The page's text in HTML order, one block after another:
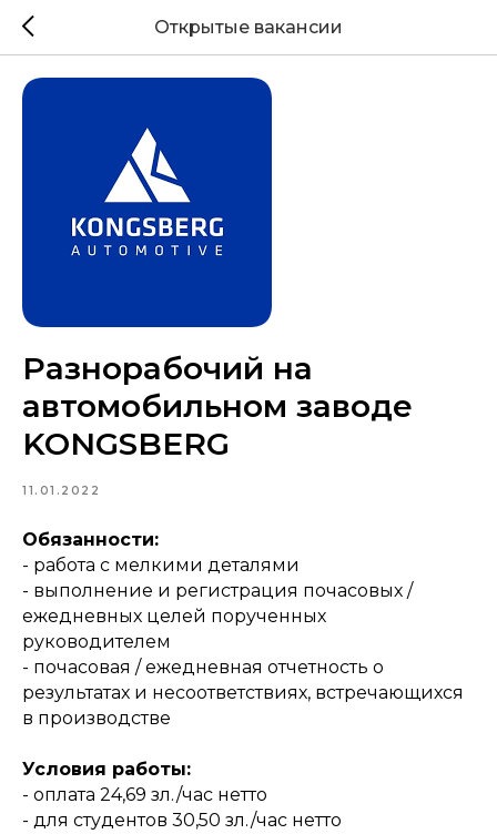
Открытые вакансии
Разнорабочий на
автомобильном заводе
KONGSBERG
11.01.2022
Обязанности:
- работа с мелкими деталями
- выполнение и регистрация почасовых /
ежедневных целей порученных
руководителем
- почасовая / ежедневная отчетность о
результатах и несоответствиях, встречающихся
в производстве
Условия работы:
- оплата 24,69 зл./час нетто
- для студентов 30,50 зл./час нетто